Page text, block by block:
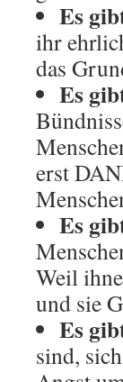
Es
ihr
das
Es
erst
Es
Weil
und sie
Es
sind,